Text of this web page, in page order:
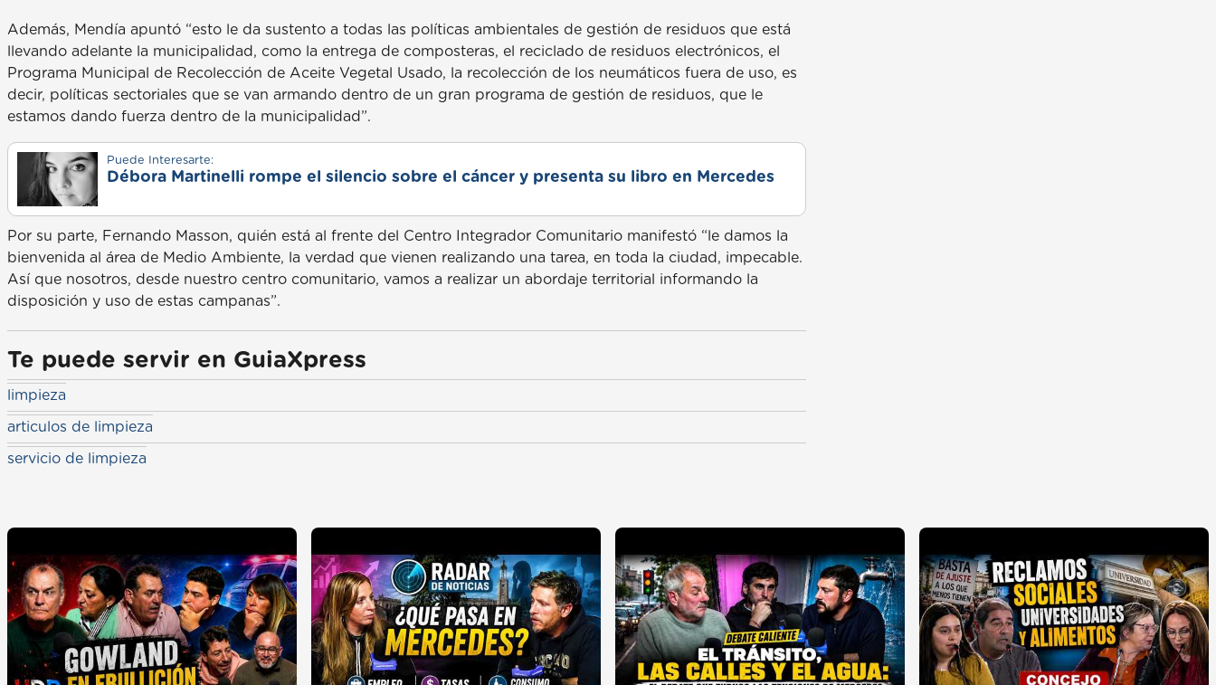
Además, Mendía apuntó “esto le da sustento a todas las políticas ambientales de gestión de residuos que está
llevando adelante la municipalidad, como la entrega de composteras, el reciclado de residuos electrónicos, el
Programa Municipal de Recolección de Aceite Vegetal Usado, la recolección de los neumáticos fuera de uso, es
decir, políticas sectoriales que se van armando dentro de un gran programa de gestión de residuos, que le
estamos dando fuerza dentro de la municipalidad”.
Puede Interesarte:
Débora Martinelli rompe el silencio sobre el cáncer y presenta su libro en Mercedes
Por su parte, Fernando Masson, quién está al frente del Centro Integrador Comunitario manifestó “le damos la
bienvenida al área de Medio Ambiente, la verdad que vienen realizando una tarea, en toda la ciudad, impecable.
Así que nosotros, desde nuestro centro comunitario, vamos a realizar un abordaje territorial informando la
disposición y uso de estas campanas”.
Te puede servir en GuiaXpress
limpieza
articulos de limpieza
servicio de limpieza